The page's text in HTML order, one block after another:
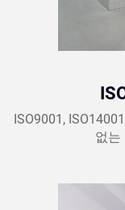
ISO9001,
없는